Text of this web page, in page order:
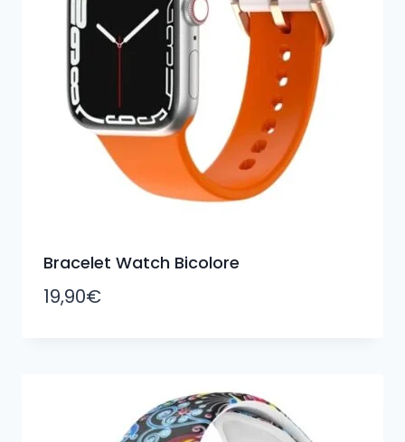
Bracelet Watch Bicolore
19,90€